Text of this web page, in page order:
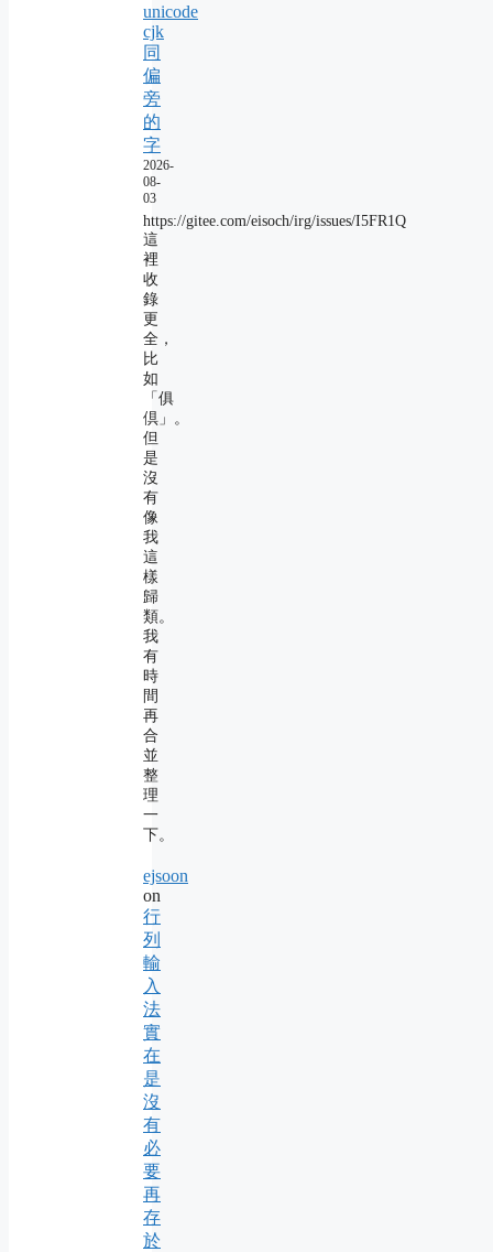
unicode
cjk
同
偏
旁
的
字
2026-
08-
03
https://gitee.com/eisoch/irg/issues/I5FR1Q
這
裡
收
錄
更
全，
比
如
「俱
倶」。
但
是
沒
有
像
我
這
樣
歸
類。
我
有
時
間
再
合
並
整
理
一
下。
ejsoon
on
行
列
輸
入
法
實
在
是
沒
有
必
要
再
存
於